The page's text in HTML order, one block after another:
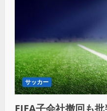
サッカー
FIFA子会社撤回も